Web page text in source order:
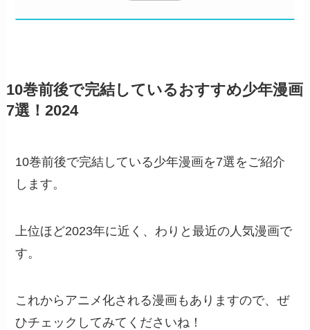
10巻前後で完結しているおすすめ少年漫画
7選！2024
10巻前後で完結している少年漫画を7選をご紹介
します。
上位ほど2023年に近く、わりと最近の人気漫画で
す。
これからアニメ化される漫画もありますので、ぜ
ひチェックしてみてくださいね！